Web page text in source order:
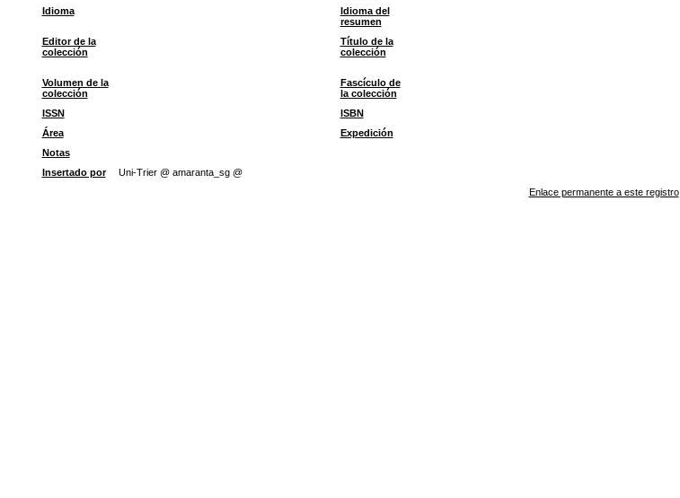
Idioma
Idioma del
resumen
Editor de la
colección
Título de la
colección
Volumen de la
colección
Fascículo de
la colección
ISSN ISBN
Área
Expedición
Notas
Insertado por
Uni-Trier @ amaranta_sg @
Enlace permanente a este registro